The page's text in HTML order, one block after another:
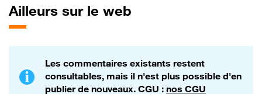
03/07
Ailleurs sur le web
Les commentaires existants restent
consultables, mais il n'est plus possible d'en
publier de nouveaux. CGU : nos CGU